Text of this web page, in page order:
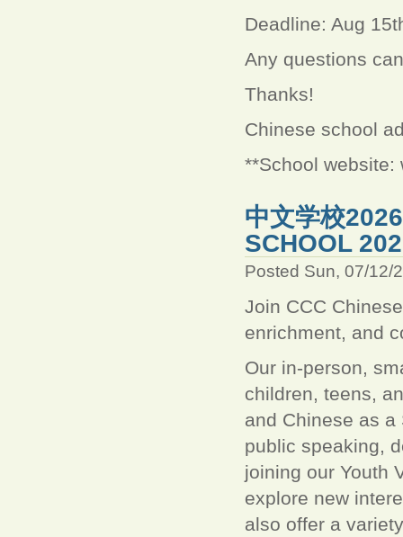
Deadline: Aug
Any questions
Thanks!
Chinese school
**School website:
中文学校
SCHOOL
Posted Sun, 07/12/
Join CCC
enrichment, and
Our in-person,
children, teens,
and Chinese as
public speaking,
joining our Youth
explore new
also offer a